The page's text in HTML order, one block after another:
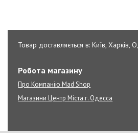
Товар доставляється в: Київ, Харків,
Робота магазину
Про Компанію Mad Shop
Магазини Центр Міста г. Одесса